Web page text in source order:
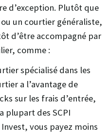
d’exception. Plutôt que
un courtier généraliste,
d’être accompagné par
comme :
spécialisé dans les
a l’avantage de
sur les frais d’entrée,
plupart des SCPI
vous payez moins